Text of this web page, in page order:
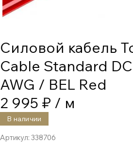
Силовой кабель
Cable Standard
AWG / BEL Red
2 995 ₽ / м
В наличии
Артикул: 338706